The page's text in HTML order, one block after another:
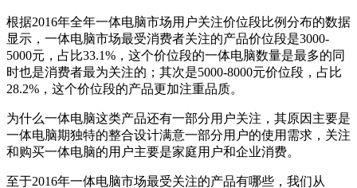
根据2016年全年一体电脑市场用户关注价位段比例分布的数据
显示，一体电脑市场最受消费者关注的产品价位段是3000-
5000元，占比33.1%，这个价位段的一体电脑数量是最多的同
时也是消费者最为关注的；其次是5000-8000元价位段，占比
28.2%，这个价位段的产品更加注重品质。
为什么一体电脑这类产品还有一部分用户关注，其原因主要是
一体电脑期独特的整合设计满意一部分用户的使用需求，关注
和购买一体电脑的用户主要是家庭用户和企业消费。
至于2016年一体电脑市场最受关注的产品有哪些，我们从